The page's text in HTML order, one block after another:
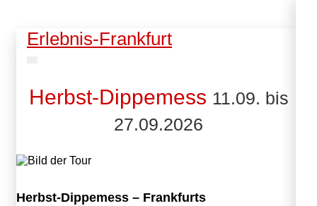
Erlebnis-Frankfurt
Herbst-Dippemess 11.09. bis
27.09.2026
Herbst-Dippemess – Frankfurts